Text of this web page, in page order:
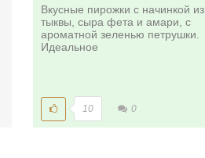
Вкусные пирожки с начинкой из
тыквы, сыра фета и амари, с
ароматной зеленью петрушки.
Идеальное
10 0